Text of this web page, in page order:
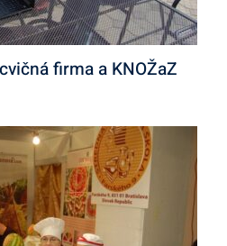
firma a KNOŽaZ